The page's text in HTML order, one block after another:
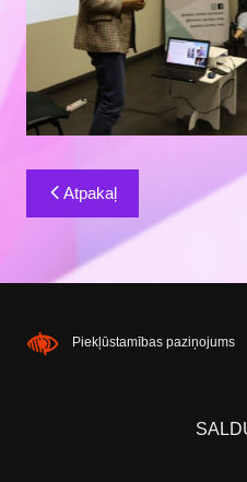
Ziņu
izvēlne
Atpakaļ
Piekļūstamības paziņojums